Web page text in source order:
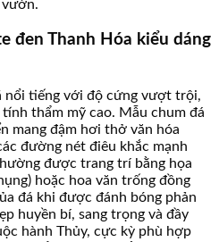
đen Thanh Hóa kiểu dáng
nổi tiếng với độ cứng vượt trội,
thẩm mỹ cao. Mẫu chum đá
mang đậm hơi thở văn hóa
đường nét điêu khắc mạnh
được trang trí bằng họa
hoặc hoa văn trống đồng
đá khi được đánh bóng phản
huyền bí, sang trọng và đầy
hành Thủy, cực kỳ phù hợp